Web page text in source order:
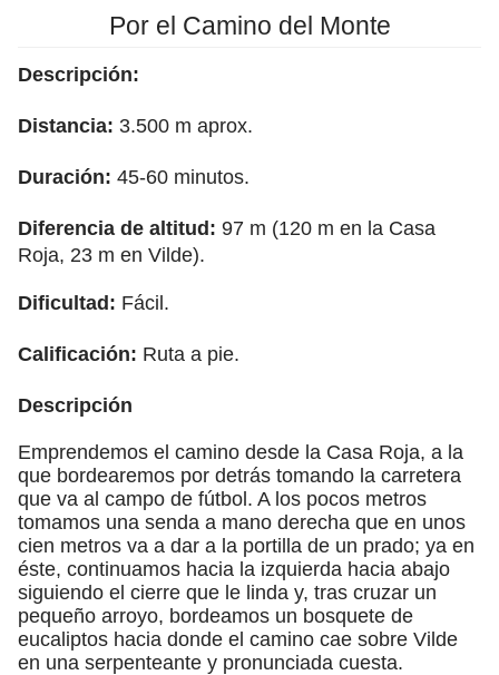
Por el Camino del Monte
Descripción:
Distancia: 3.500 m aprox.
Duración: 45-60 minutos.
Diferencia de altitud: 97 m (120 m en la Casa
Roja, 23 m en Vilde).
Dificultad: Fácil.
Calificación: Ruta a pie.
Descripción
Emprendemos el camino desde la Casa Roja, a la
que bordearemos por detrás tomando la carretera
que va al campo de fútbol. A los pocos metros
tomamos una senda a mano derecha que en unos
cien metros va a dar a la portilla de un prado; ya en
éste, continuamos hacia la izquierda hacia abajo
siguiendo el cierre que le linda y, tras cruzar un
pequeño arroyo, bordeamos un bosquete de
eucaliptos hacia donde el camino cae sobre Vilde
en una serpenteante y pronunciada cuesta.